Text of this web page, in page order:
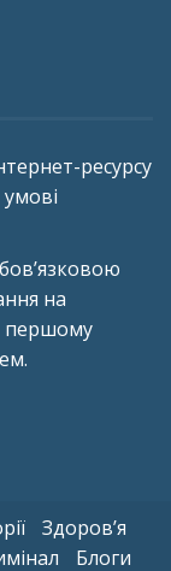
ресурсу
на
першому
Здоров’я
Блоги